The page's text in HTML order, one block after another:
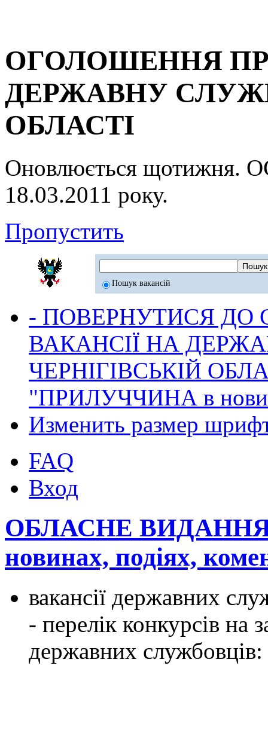
ОГОЛОШЕННЯ
ДЕРЖАВНУ
ОБЛАСТІ
Оновлюється
18.03.2011 року.
Пропустить
Пошук вакансій
- ПОВЕРНУТИСЯ ДО
ВАКАНСІЇ НА
ЧЕРНІГІВСЬКІЙ
"ПРИЛУЧЧИНА в
Изменить размер
FAQ
Вход
ОБЛАСНЕ
новинах, подіях,
вакансії державних
- перелік конкурсів на
державних службовців: